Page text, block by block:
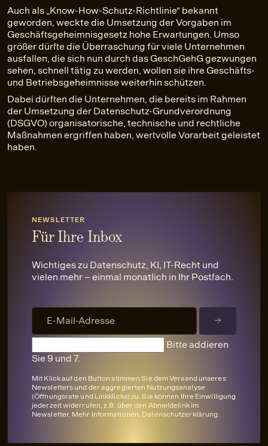
Auch als „Know-How-Schutz-Richtlinie“ bekannt
geworden, weckte die Umsetzung der Vorgaben im
Geschäftsgeheimnisgesetz hohe Erwartungen. Umso
größer dürfte die Überraschung für viele Unternehmen
ausfallen, die sich nun durch das GeschGehG gezwungen
sehen, schnell tätig zu werden, wollen sie ihre Geschäfts-
und Betriebsgeheimnisse weiterhin schützen.
Dabei dürften die Unternehmen, die bereits im Rahmen
der Umsetzung der Datenschutz-Grundverordnung
(DSGVO) organisatorische, technische und rechtliche
Maßnahmen ergriffen haben, wertvolle Vorarbeit geleistet
haben.
NEWSLETTER
Für Ihre Inbox
Wichtiges zu Datenschutz, KI, IT-Recht und
vielen mehr – einmal monatlich in Ihr Postfach.
Bitte addieren
Sie 9 und 7.
Mit Klick auf den Button stimmen Sie dem Versand unseres
Newsletters und der aggregierten Nutzungsanalyse
(Öffnungsrate und Linkklicks) zu. Sie können Ihre Einwilligung
jederzeit widerrufen, z.B. über den Abmeldelink im
Newsletter. Mehr Informationen: Datenschutzerklärung